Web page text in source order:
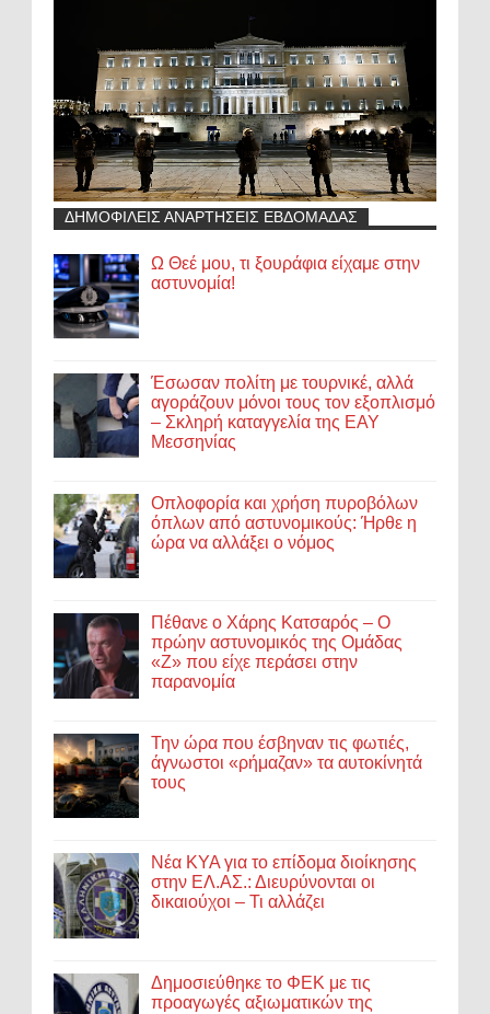
ΔΗΜΟΦΙΛΕΙΣ ΑΝΑΡΤΗΣΕΙΣ ΕΒΔΟΜΑΔΑΣ
Ω Θεέ μου, τι ξουράφια είχαμε στην
αστυνομία!
Έσωσαν πολίτη με τουρνικέ, αλλά
αγοράζουν μόνοι τους τον εξοπλισμό
– Σκληρή καταγγελία της ΕΑΥ
Μεσσηνίας
Οπλοφορία και χρήση πυροβόλων
όπλων από αστυνομικούς: Ήρθε η
ώρα να αλλάξει ο νόμος
Πέθανε ο Χάρης Κατσαρός – Ο
πρώην αστυνομικός της Ομάδας
«Ζ» που είχε περάσει στην
παρανομία
Την ώρα που έσβηναν τις φωτιές,
άγνωστοι «ρήμαζαν» τα αυτοκίνητά
τους
Νέα ΚΥΑ για το επίδομα διοίκησης
στην ΕΛ.ΑΣ.: Διευρύνονται οι
δικαιούχοι – Τι αλλάζει
Δημοσιεύθηκε το ΦΕΚ με τις
προαγωγές αξιωματικών της